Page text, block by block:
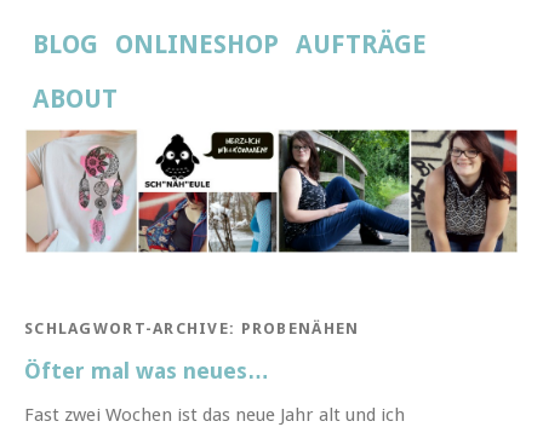
BLOG ONLINESHOP
AUFTRÄGE
ABOUT
SCHLAGWORT-ARCHIVE: PROBENÄHEN
Öfter mal was neues…
Fast zwei Wochen ist das neue Jahr alt und ich